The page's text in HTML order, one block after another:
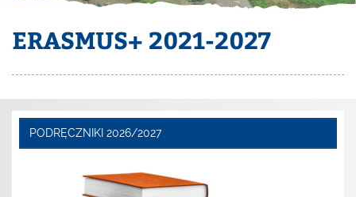
ERASMUS+ 2021-2027
PODRĘCZNIKI 2026/2027